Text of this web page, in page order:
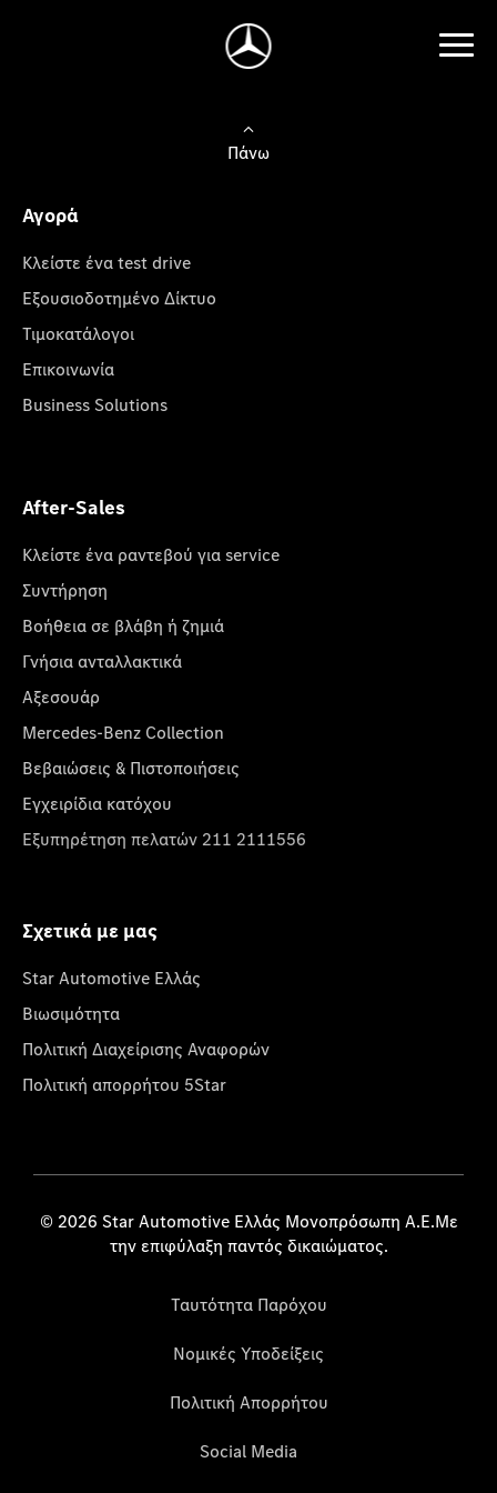
Πάνω
Αγορά
Κλείστε ένα test drive
Εξουσιοδοτημένο Δίκτυο
Τιμοκατάλογοι
Επικοινωνία
Business Solutions
After-Sales
Κλείστε ένα ραντεβού για service
Συντήρηση
Βοήθεια σε βλάβη ή ζημιά
Γνήσια ανταλλακτικά
Αξεσουάρ
Mercedes-Benz Collection
Βεβαιώσεις & Πιστοποιήσεις
Εγχειρίδια κατόχου
Εξυπηρέτηση πελατών 211 2111556
Σχετικά με μας
Star Automotive Ελλάς
Βιωσιμότητα
Πολιτική Διαχείρισης Αναφορών
Πολιτική απορρήτου 5Star
© 2026 Star Automotive Ελλάς Μονοπρόσωπη Α.Ε.Με
την επιφύλαξη παντός δικαιώματος.
Ταυτότητα Παρόχου
Νομικές Υποδείξεις
Πολιτική Απορρήτου
Social Media